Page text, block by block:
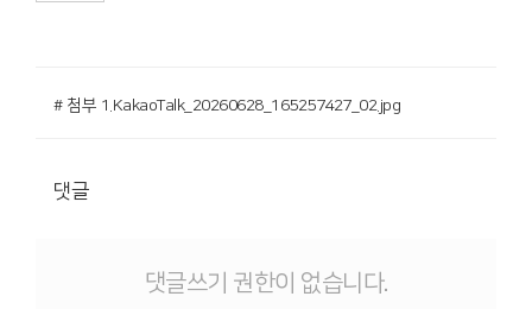
# 첨부 1.KakaoTalk_20260628_165257427_02.jpg
댓글
댓글쓰기 권한이 없습니다.